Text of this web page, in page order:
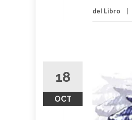
del Libro
18
OCT